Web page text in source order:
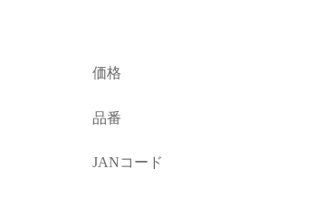
価格
品番
JANコード